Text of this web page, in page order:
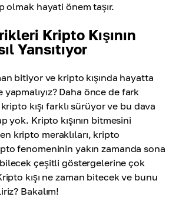
olmak hayati önem taşır.
Kripto Kışının
Yansıtıyor
bitiyor ve kripto kışında hayatta
Daha önce de fark
kışı farklı sürüyor ve bu dava
yok. Kripto kışının bitmesini
kripto meraklıları, kripto
fenomeninin yakın zamanda sona
çeşitli göstergelerine çok
kışı ne zaman bitecek ve bunu
Bakalım!